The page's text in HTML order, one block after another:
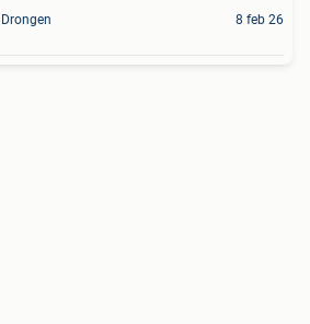
Drongen 8 feb 26